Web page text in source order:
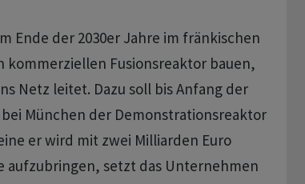
Ende der 2030er Jahre im fränkischen
kommerziellen Fusionsreaktor bauen,
Netz leitet. Dazu soll bis Anfang der
München der Demonstrationsreaktor
er wird mit zwei Milliarden Euro
aufzubringen, setzt das Unternehmen